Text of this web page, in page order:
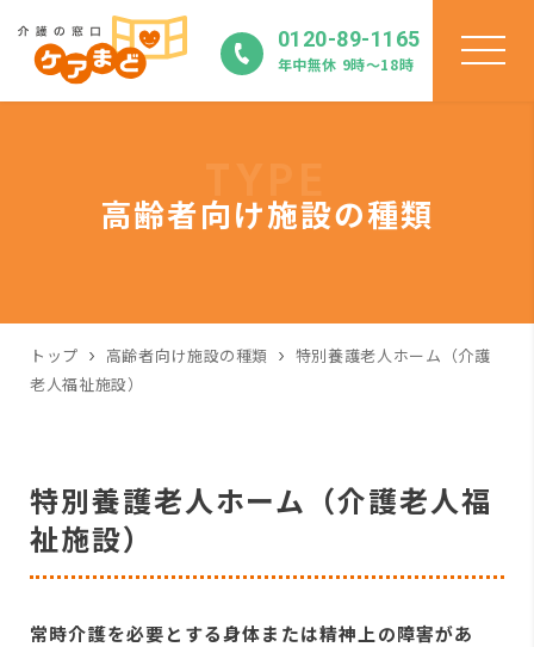
0120-89-1165
年中無休 9時〜18時
高齢者向け施設の種類
トップ 高齢者向け施設の種類
特別養護老人ホーム（介護
老人福祉施設）
特別養護老人ホーム（介護老人福
祉施設）
常時介護を必要とする身体または精神上の障害があ